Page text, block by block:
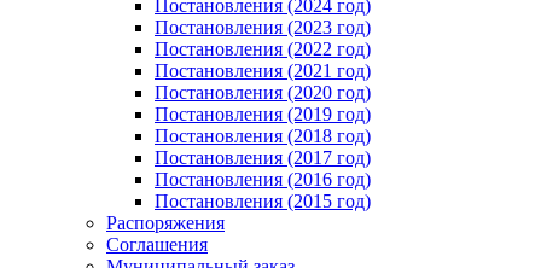
Постановления (2024 год)
Постановления (2023 год)
Постановления (2022 год)
Постановления (2021 год)
Постановления (2020 год)
Постановления (2019 год)
Постановления (2018 год)
Постановления (2017 год)
Постановления (2016 год)
Постановления (2015 год)
Распоряжения
Соглашения